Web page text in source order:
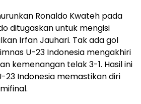
Ronaldo Kwateh pada
ditugaskan untuk mengisi
Irfan Jauhari. Tak ada gol
U-23 Indonesia mengakhiri
kemenangan telak 3-1. Hasil ini
23 Indonesia memastikan diri